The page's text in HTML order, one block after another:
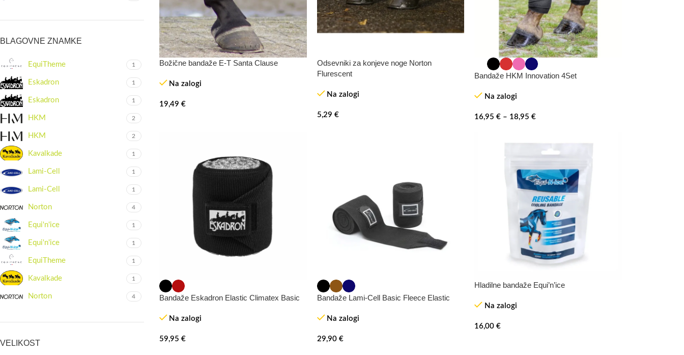
BLAGOVNE ZNAMKE
EquiTheme 1
Eskadron 1
Eskadron 1
HKM 2
HKM 2
Kavalkade 1
Lami-Cell 1
Lami-Cell 1
Norton 4
Equi'n'ice 1
Equi'n'ice 1
EquiTheme 1
Kavalkade 1
Norton 4
VELIKOST
Božične bandaže E-T Santa Clause
Na zalogi
19,49 €
Odsevniki za konjeve noge Norton
Flurescent
Na zalogi
5,29 €
Bandaže HKM Innovation 4Set
Na zalogi
16,95€ – 18,95€
Bandaže Eskadron Elastic Climatex Basic
Na zalogi
59,95 €
Bandaže Lami-Cell Basic Fleece Elastic
Na zalogi
29,90 €
Hladilne bandaže Equi’n’ice
Na zalogi
16,00€